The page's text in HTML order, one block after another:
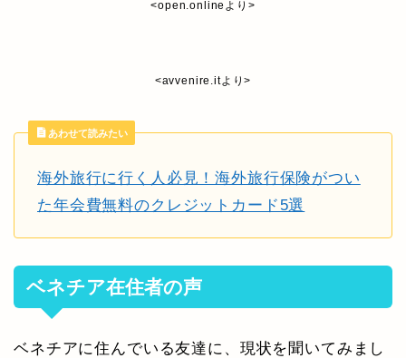
<open.onlineより>
<avvenire.itより>
あわせて読みたい
海外旅行に行く人必見！海外旅行保険がつい
た年会費無料のクレジットカード5選
ベネチア在住者の声
ベネチアに住んでいる友達に、現状を聞いてみまし